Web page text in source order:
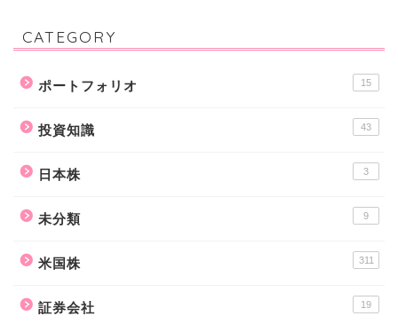
CATEGORY
ポートフォリオ 15
投資知識 43
日本株 3
未分類 9
米国株 311